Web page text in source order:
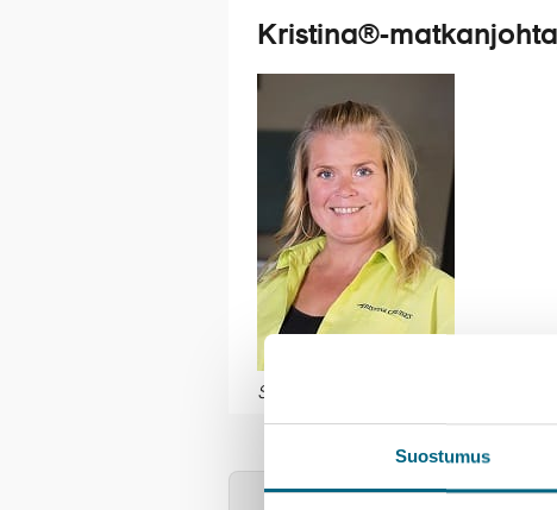
Suostumus
Kristina®-
Saura Paananen